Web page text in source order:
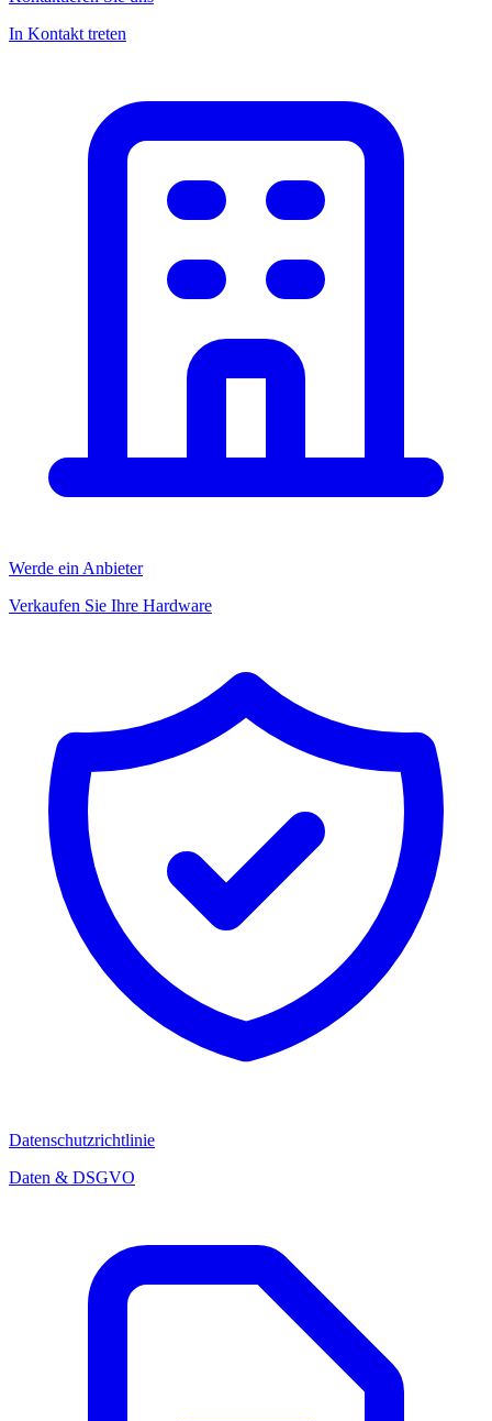
In Kontakt treten
Werde ein Anbieter
Verkaufen Sie Ihre Hardware
Datenschutzrichtlinie
Daten & DSGVO